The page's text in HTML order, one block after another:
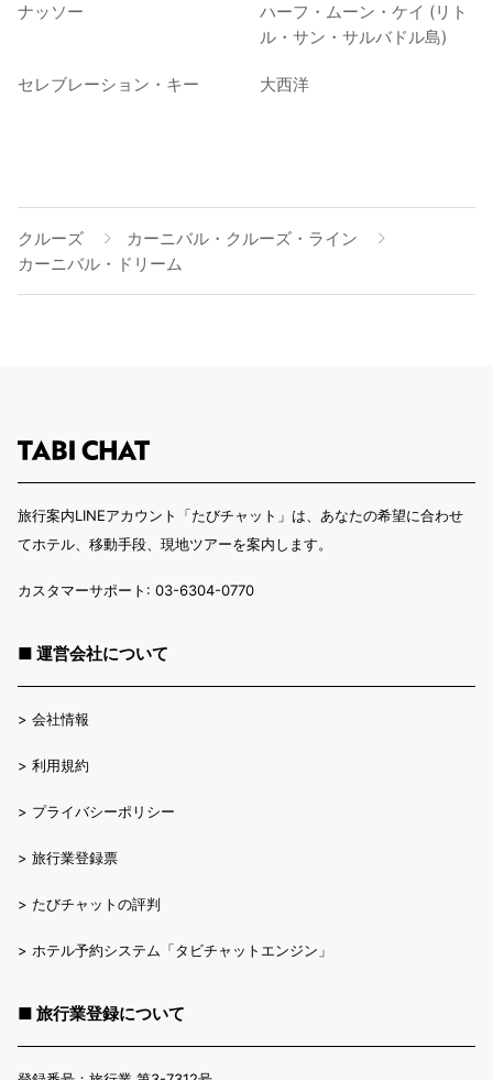
ナッソー
ハーフ・ムーン・ケイ (リト
ル・サン・サルバドル島)
セレブレーション・キー 大西洋
クルーズ
カーニバル・クルーズ・ライン
カーニバル・ドリーム
旅行案内LINEアカウント「たびチャット」は、あなたの希望に合わせ
てホテル、移動手段、現地ツアーを案内します。
カスタマーサポート: 03-6304-0770
■ 運営会社について
> 会社情報
> 利用規約
> プライバシーポリシー
> 旅行業登録票
> たびチャットの評判
> ホテル予約システム「タビチャットエンジン」
■ 旅行業登録について